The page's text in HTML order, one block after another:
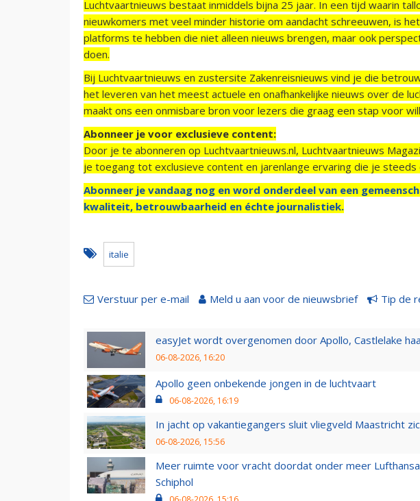
Luchtvaartnieuws bestaat inmiddels bijna 25 jaar. In een tijd waarin
nieuwkomers met veel minder historie om aandacht schreeuwen, is
platforms te hebben die niet alleen nieuws brengen, maar ook
doen.
Bij Luchtvaartnieuws en zustersite Zakenreisnieuws vind je die
het leveren van het meest actuele en onafhankelijke nieuws over de
maakt ons een onmisbare bron voor lezers die graag een stap voor
Abonneer je voor exclusieve content:
Door je te abonneren op Luchtvaartnieuws.nl, Luchtvaartnieuws
je toegang tot exclusieve content en jarenlange ervaring die je
Abonneer je vandaag nog en word onderdeel van een
kwaliteit, betrouwbaarheid en échte journalistiek.
italie
Verstuur per e-mail Meld u aan voor de nieuwsbrief Tip de
easyJet wordt overgenomen door Apollo, Castlelake
06-08-2026, 16:20
Apollo geen onbekende jongen in de luchtvaart
06-08-2026, 16:19
In jacht op vakantiegangers sluit vliegveld Maastricht
06-08-2026, 15:56
Meer ruimte voor vracht doordat onder meer
Schiphol